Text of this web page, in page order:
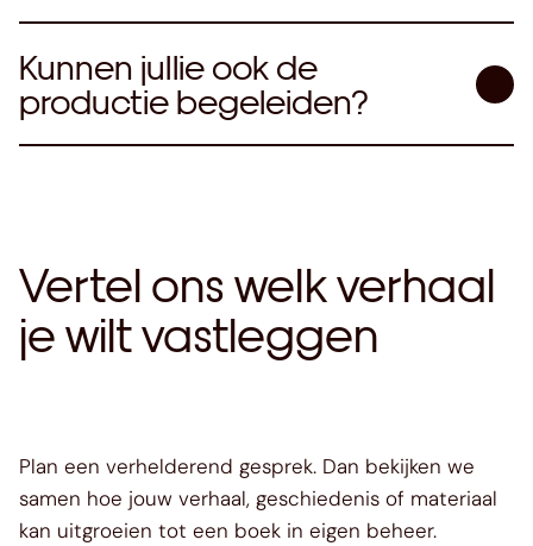
Kunnen jullie ook de
productie begeleiden?
Vertel ons welk verhaal
je wilt vastleggen
Plan een verhelderend gesprek. Dan bekijken we
samen hoe jouw verhaal, geschiedenis of materiaal
kan uitgroeien tot een boek in eigen beheer.